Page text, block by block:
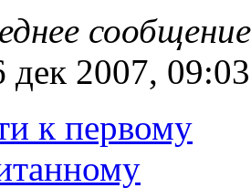
дек 2007, 09:03